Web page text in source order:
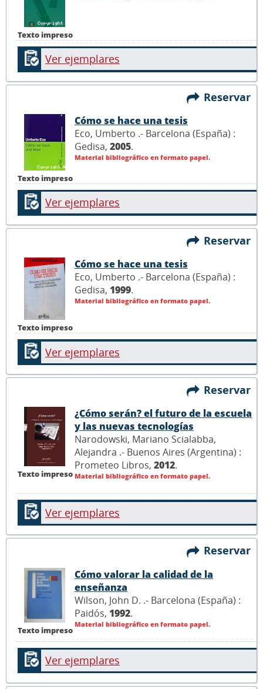
Texto impreso
Ver ejemplares
Reservar
Texto impreso
Cómo se hace una tesis
Eco, Umberto .- Barcelona (España) :
Gedisa, 2005.
Material bibliográfico en formato papel.
Ver ejemplares
Reservar
Texto impreso
Cómo se hace una tesis
Eco, Umberto .- Barcelona (España) :
Gedisa, 1999.
Material bibliográfico en formato papel.
Ver ejemplares
Reservar
Texto impreso
¿Cómo serán? el futuro de la escuela
y las nuevas tecnologías
Narodowski, Mariano Scialabba,
Alejandra .- Buenos Aires (Argentina) :
Prometeo Libros, 2012.
Material bibliográfico en formato papel.
Ver ejemplares
Reservar
Texto impreso
Cómo valorar la calidad de la
enseñanza
Wilson, John D. .- Barcelona (España) :
Paidós, 1992.
Material bibliográfico en formato papel.
Ver ejemplares